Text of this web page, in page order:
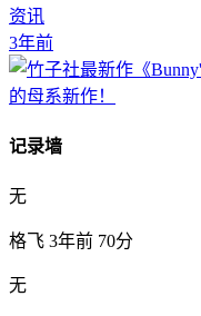
资讯
3年前
记录墙
无
格飞 3年前 70分
无